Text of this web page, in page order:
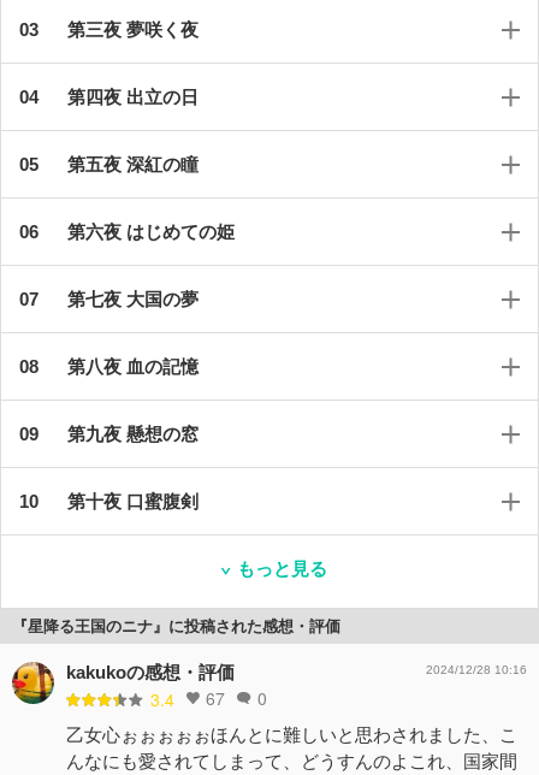
第三夜 夢咲く夜
第四夜 出立の日
第五夜 深紅の瞳
第六夜 はじめての姫
第七夜 大国の夢
第八夜 血の記憶
第九夜 懸想の窓
第十夜 口蜜腹剣
もっと見る
『星降る王国のニナ』に投稿された感想・評価
kakukoの感想・評価
3.4 67 0
2024/12/28 10:16
乙女心ぉぉぉぉぉほんとに難しいと思わされました、こ
んなにも愛されてしまって、どうすんのよこれ、国家間